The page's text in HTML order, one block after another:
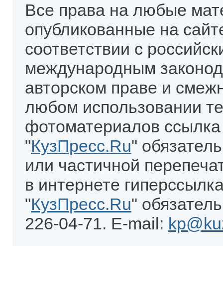
Все права на любые
опубликованные на
соответствии с
международным
авторском праве и
любом использовании
фотоматериалов
"КузПресс.Ru"
или частичной
в интернете
"КузПресс.Ru"
226-04-71. E-mail: